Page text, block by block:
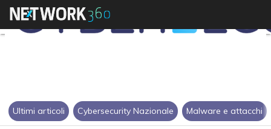
Ultimi articoli Cybersecurity Nazionale Malware e attacchi